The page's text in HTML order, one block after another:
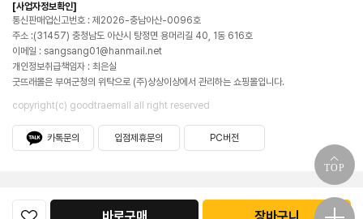
[사업자정보확인]
통신판매업신고번호 : 제2026-충남아산-0096호
주소 :(31457) 충청남도 아산시 탕정면 용머리길 40, 1동 616호
이메일 : sangsang01@hanmail.net
개인정보취급책임자 : 최은실
굿뜨래몰은 부여군청의 위탁으로 (주)상상이상에서 관리하는 쇼핑몰입니다.
copyright(c) goodtraemall all right reserved
카톡문의 입점제휴문의 PC버전
TOP